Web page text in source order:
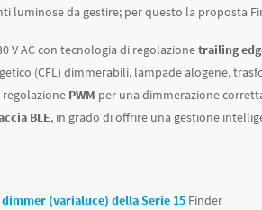
luminose da gestire; per questo la proposta
V ACcon tecnologia di regolazionetrailing
(CFL) dimmerabili, lampade alogene,
PWM per una dimmerazione
BLE, in grado di offrire una gestione
dimmer (varialuce) della Serie 15 Finder